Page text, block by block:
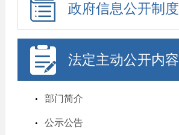
政府信息公开制度
法定主动公开内容
部门简介
公示公告